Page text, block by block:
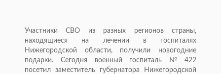
Участники СВО из разных регионов страны,
находящиеся на лечении в госпиталях
Нижегородской области, получили новогодние
подарки. Сегодня военный госпиталь № 422
посетил заместитель губернатора Нижегородской